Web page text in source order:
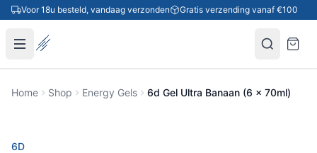
Ga naar inhoud
Voor 18u besteld, vandaag verzonden Gratis verzending vanaf €100
Home Shop Energy Gels 6d Gel Ultra Banaan (6 x 70ml)
6D